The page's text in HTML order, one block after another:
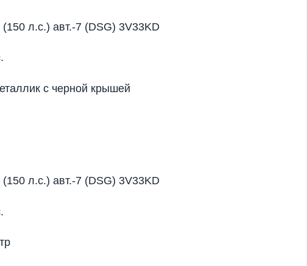
л.с.) авт.-7 (DSG) 3V33KD
с черной крышей
л.с.) авт.-7 (DSG) 3V33KD